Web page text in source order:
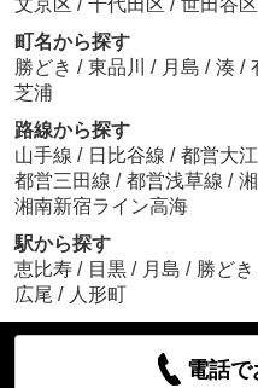
町名から探す
勝どき / 東品川 / 月島 / 湊 /
芝浦
路線から探す
山手線 / 日比谷線 / 都営大
都営三田線 / 都営浅草線 /
湘南新宿ライン高海
駅から探す
恵比寿 / 目黒 / 月島 / 勝どき
広尾 / 人形町
電話